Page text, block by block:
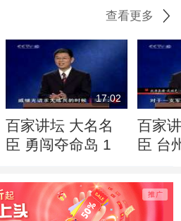
查看更多
17:02
百家讲坛 大名名
臣 勇闯夺命岛 1
百家
臣 台